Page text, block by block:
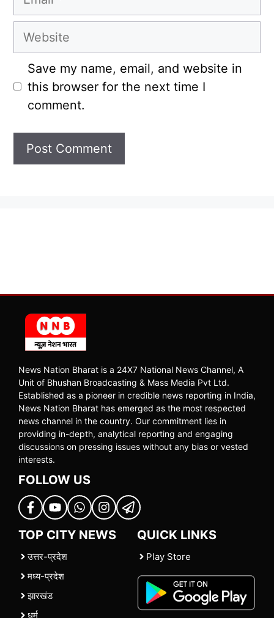
Website
Save my name, email, and website in
this browser for the next time I
comment.
News Nation Bharat is a 24X7 National News Channel, A
Unit of Bhushan Broadcasting & Mass Media Pvt Ltd.
Established as a pioneer in credible news reporting in India,
News Nation Bharat has emerged as the most respected
news channel in the country. Our commitment lies in
providing in-depth, analytical reporting and engaging
discussions on pressing issues without any bias or vested
interests.
FOLLOW US
TOP CITY NEWS
उत्तर-प्रदेश
मध्य-प्रदेश
झारखंड
धर्म
QUICK LINKS
Play Store